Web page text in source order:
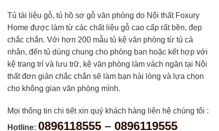
Tủ tài liệu gỗ, tủ hồ sơ gỗ văn phòng do Nội thất Foxury
Home được làm từ các chất liệu gỗ cao cấp rất bền, đẹp
chắc chắn. Với hơn 200 mẫu tủ kệ văn phòng từ tủ cá
nhân, đến tủ dùng chung cho phòng ban hoặc kết hợp với
kệ trang trí và lưu trữ, kệ văn phòng làm vách ngăn tại Nội
thất đơn giản chắc chắn sẽ làm bạn hài lòng và lựa chọn
cho không gian văn phòng mình.
Mọi thông tin chi tiết xin quý khách hàng liên hệ chúng tôi :
Hotline: 0896118555 – 0896119555